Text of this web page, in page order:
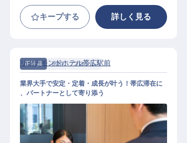
キープする 詳しく見る
正社員 宿泊 フロント
リッチモンドホテル帯広駅前
業界大手で安定・定着・成長が叶う！帯広滞在に
、パートナーとして寄り添う